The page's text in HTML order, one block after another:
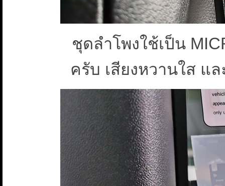
ชุดลำโพงใช้เป็น
ครับ เสียงหวานใส แ